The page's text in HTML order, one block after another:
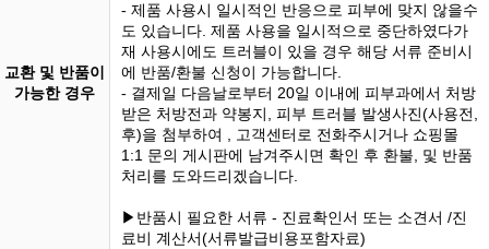
교환 및 반품이
가능한 경우
- 제품 사용시 일시적인 반응으로 피부에 맞지 않을수
도 있습니다. 제품 사용을 일시적으로 중단하였다가
재 사용시에도 트러블이 있을 경우 해당 서류 준비시
에 반품/환불 신청이 가능합니다.
- 결제일 다음날로부터 20일 이내에 피부과에서 처방
받은 처방전과 약봉지, 피부 트러블 발생사진(사용전,
후)을 첨부하여 , 고객센터로 전화주시거나 쇼핑몰
1:1 문의 게시판에 남겨주시면 확인 후 환불, 및 반품
처리를 도와드리겠습니다.
▶반품시 필요한 서류 - 진료확인서 또는 소견서 /진
료비 계산서(서류발급비용포함자료)